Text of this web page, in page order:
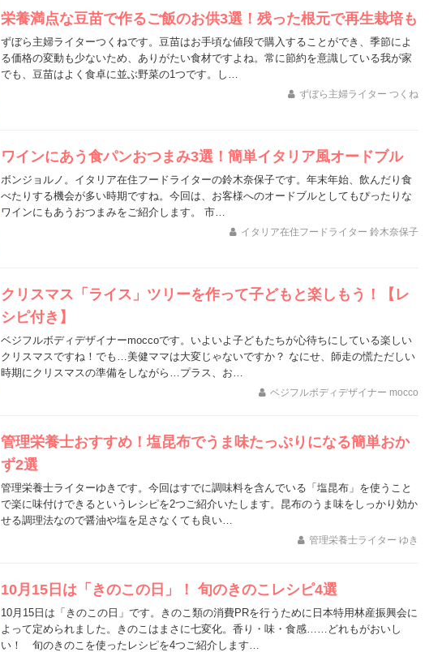
栄養満点な豆苗で作るご飯のお供3選！残った根元で再生栽培も
ずぼら主婦ライターつくねです。豆苗はお手頃な値段で購入することができ、季節によ
る価格の変動も少ないため、ありがたい食材ですよね。常に節約を意識している我が家
でも、豆苗はよく食卓に並ぶ野菜の1つです。し…
ずぼら主婦ライター つくね
ワインにあう食パンおつまみ3選！簡単イタリア風オードブル
ボンジョルノ。イタリア在住フードライターの鈴木奈保子です。年末年始、飲んだり食
べたりする機会が多い時期ですね。今回は、お客様へのオードブルとしてもぴったりな
ワインにもあうおつまみをご紹介します。 市…
イタリア在住フードライター 鈴木奈保子
クリスマス「ライス」ツリーを作って子どもと楽しもう！【レ
シピ付き】
ベジフルボディデザイナーmoccoです。いよいよ子どもたちが心待ちにしている楽しい
クリスマスですね！でも…美健ママは大変じゃないですか？ なにせ、師走の慌ただしい
時期にクリスマスの準備をしながら…プラス、お…
ベジフルボディデザイナー mocco
管理栄養士おすすめ！塩昆布でうま味たっぷりになる簡単おか
ず2選
管理栄養士ライターゆきです。今回はすでに調味料を含んでいる「塩昆布」を使うこと
で楽に味付けできるというレシピを2つご紹介いたします。昆布のうま味をしっかり効か
せる調理法なので醤油や塩を足さなくても良い…
管理栄養士ライター ゆき
10月15日は「きのこの日」！ 旬のきのこレシピ4選
10月15日は「きのこの日」です。きのこ類の消費PRを行うために日本特用林産振興会に
よって定められました。きのこはまさに七変化。香り・味・食感……どれもがおいし
い！ 旬のきのこを使ったレシピを4つご紹介します…